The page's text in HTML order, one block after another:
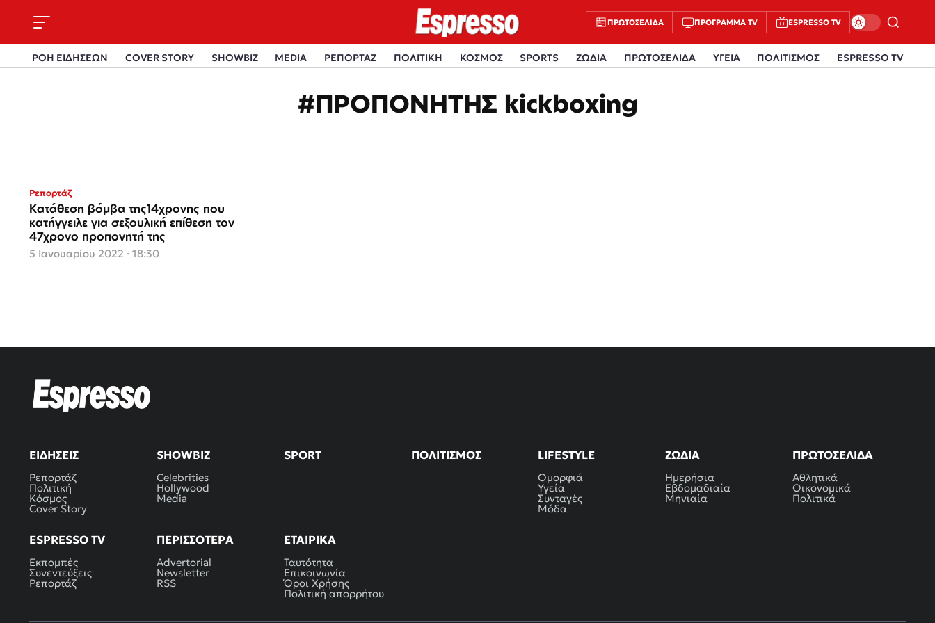
ΠΡΩΤΟΣΈΛΙΔΑ ΠΡΌΓΡΑΜΜΑ TV ESPRESSO TV
ΡΟΗ ΕΙΔΗΣΕΩΝ COVER STORY SHOWBIZ MEDIA ΡΕΠΟΡΤΑΖ ΠΟΛΙΤΙΚΗ ΚΟΣΜΟΣ SPORTS ΖΩΔΙΑ ΠΡΩΤΟΣΕΛΙΔΑ ΥΓΕΙΑ ΠΟΛΙΤΙΣΜΟΣ ESPRESSO TV
#ΠΡΟΠΟΝΗΤΗΣ kickboxing
Ρεπορτάζ
Κατάθεση βόμβα της14χρονης που
κατήγγειλε για σεξουλική επίθεση τον
47χρονο προπονητή της
5 Ιανουαρίου 2022 · 18:30
ΕΙΔΉΣΕΙΣ
Ρεπορτάζ
Πολιτική
Κόσμος
Cover Story
SHOWBIZ
Celebrities
Hollywood
Media
SPORT ΠΟΛΙΤΙΣΜΌΣ LIFESTYLE
Ομορφιά
Υγεία
Συνταγές
Μόδα
ΖΏΔΙΑ
Ημερήσια
Εβδομαδιαία
Μηνιαία
ΠΡΩΤΟΣΈΛΙΔΑ
Αθλητικά
Οικονομικά
Πολιτικά
ESPRESSO TV
Εκπομπές
Συνεντεύξεις
Ρεπορτάζ
ΠΕΡΙΣΣΌΤΕΡΑ
Advertorial
Newsletter
RSS
ΕΤΑΙΡΙΚΆ
Ταυτότητα
Επικοινωνία
Όροι Χρήσης
Πολιτική απορρήτου